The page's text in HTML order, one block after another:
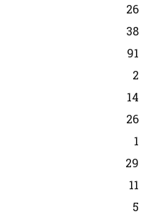
26
38
91
2
14
26
1
29
11
5